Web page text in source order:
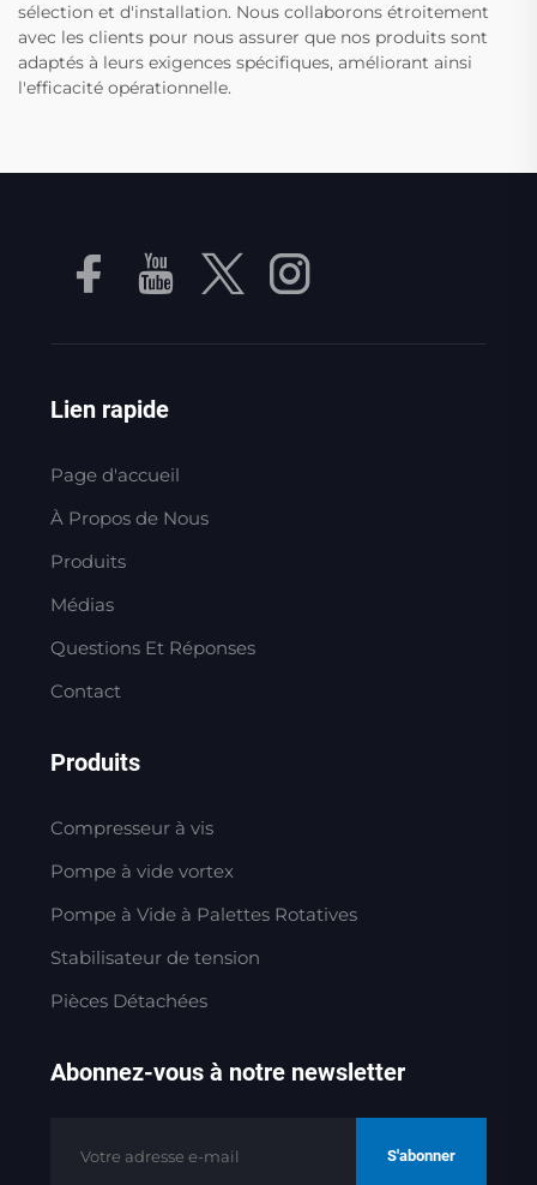
sélection et d'installation. Nous collaborons étroitement
avec les clients pour nous assurer que nos produits sont
adaptés à leurs exigences spécifiques, améliorant ainsi
l'efficacité opérationnelle.
Lien rapide
Page d'accueil
À Propos de Nous
Produits
Médias
Questions Et Réponses
Contact
Produits
Compresseur à vis
Pompe à vide vortex
Pompe à Vide à Palettes Rotatives
Stabilisateur de tension
Pièces Détachées
Abonnez-vous à notre newsletter
S'abonner